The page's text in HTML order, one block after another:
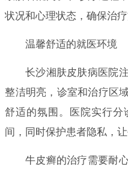
状况和心理状态，确保治
温馨舒适的就医环境
长沙湘肤皮肤病医院
整洁明亮，诊室和治疗区
舒适的氛围。医院实行
间，同时保护患者隐私，
牛皮癣的治疗需要耐